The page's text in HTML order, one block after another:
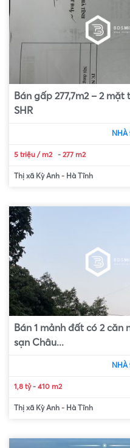
Bán gấp 277,7m2 – 2 mặt
SHR
NHÀ
5 triệu / m2 - 277 m2
Thị xã Kỳ Anh - Hà Tĩnh
Bán 1 mảnh đất có 2 căn
sạn Châu...
NHÀ
1,8 tỷ- 410 m2
Thị xã Kỳ Anh - Hà Tĩnh